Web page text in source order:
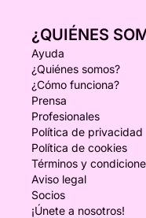
¿QUIÉNES
Ayuda
¿Quiénes somos?
¿Cómo funciona?
Prensa
Profesionales
Política de privacidad
Política de cookies
Términos y
Aviso legal
Socios
¡Únete a nosotros!